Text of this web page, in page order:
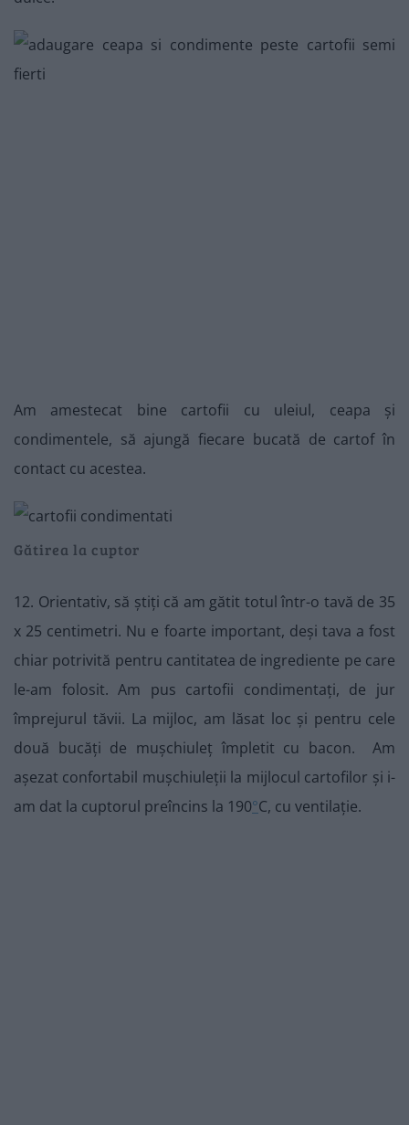
Am amestecat bine cartofii cu uleiul, ceapa și
condimentele, să ajungă fiecare bucată de cartof în
contact cu acestea.
Gătirea la cuptor
12. Orientativ, să știți că am gătit totul într-o tavă de 35
x 25 centimetri. Nu e foarte important, deși tava a fost
chiar potrivită pentru cantitatea de ingrediente pe care
le-am folosit. Am pus cartofii condimentați, de jur
împrejurul tăvii. La mijloc, am lăsat loc și pentru cele
două bucăți de mușchiuleț împletit cu bacon. Am
așezat confortabil mușchiuleții la mijlocul cartofilor și i-
am dat la cuptorul preîncins la 190°C, cu ventilație.